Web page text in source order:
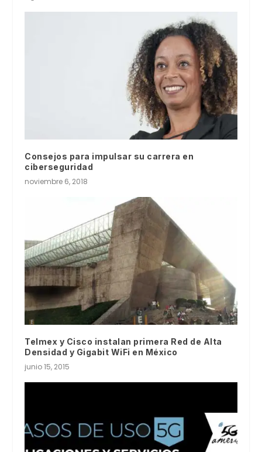
Consejos para impulsar su carrera en
ciberseguridad
noviembre 6, 2018
Telmex y Cisco instalan primera Red de Alta
Densidad y Gigabit WiFi en México
junio 15, 2015